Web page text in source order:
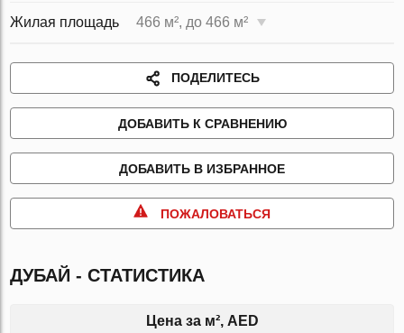
Жилая площадь 466 м², до 466 м²
ПОДЕЛИТЕСЬ
ДОБАВИТЬ К СРАВНЕНИЮ
ДОБАВИТЬ В ИЗБРАННОЕ
ПОЖАЛОВАТЬСЯ
ДУБАЙ - СТАТИСТИКА
Цена за м², AED